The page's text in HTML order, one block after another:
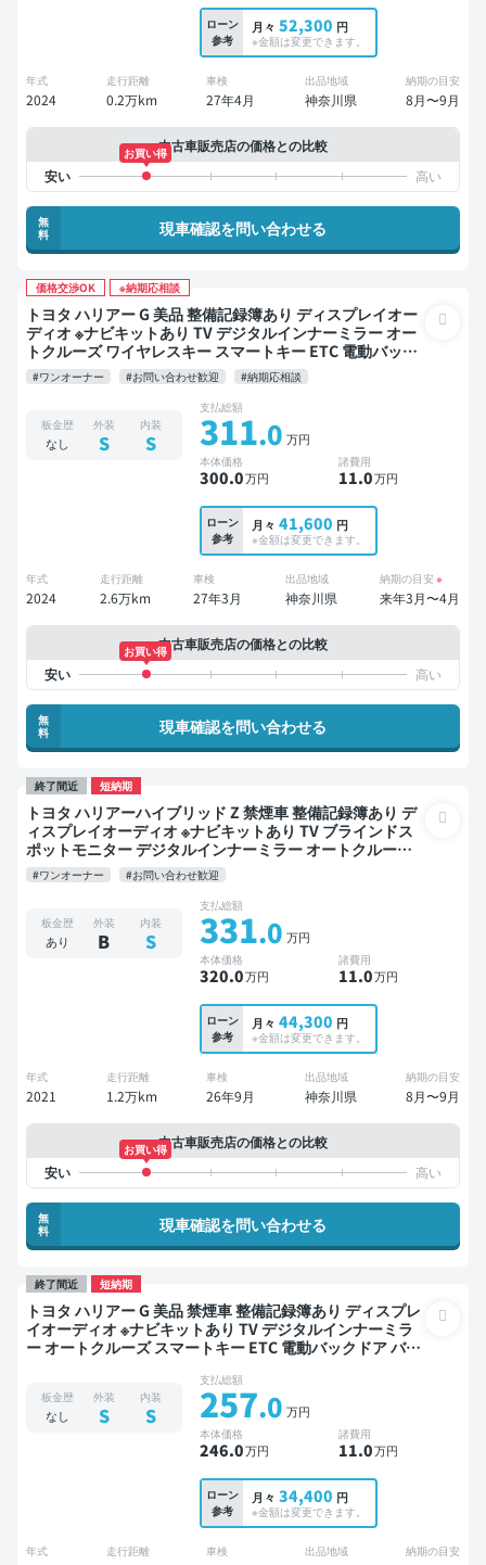
ローン
参考
月々 52,300 円
※金額は変更できます。
年式
2024
走行距離
0.2万km
車検
27年4月
出品地域
神奈川県
納期の目安
8月〜9月
中古車販売店の価格との比較
お買い得
無
料
現車確認を問い合わせる
価格交渉OK ※納期応相談
トヨタ ハリアー G 美品 整備記録簿あり ディスプレイオー
ディオ ※ナビキットあり TV デジタルインナーミラー オー
トクルーズ ワイヤレスキー スマートキー ETC 電動バック
ドア バックモニター ドライブレコーダー 衝突軽減
#ワンオーナー #お問い合わせ歓迎 #納期応相談
板金歴
なし
外装
S
内装
S
支払総額
311.0 万円
本体価格
300.0万円
諸費用
11.0万円
ローン
参考
月々 41,600 円
※金額は変更できます。
年式
2024
走行距離
2.6万km
車検
27年3月
出品地域
神奈川県
納期の目安 ※
来年3月〜4月
中古車販売店の価格との比較
お買い得
無
料
現車確認を問い合わせる
終了間近 短納期
トヨタ ハリアーハイブリッド Z 禁煙車 整備記録簿あり デ
ィスプレイオーディオ ※ナビキットあり TV ブラインドス
ポットモニター デジタルインナーミラー オートクルーズ
スマートキー ETC 電動バックドア バックモニター 全方位
カメラ ドライブレコーダー 衝突軽減
#ワンオーナー #お問い合わせ歓迎
板金歴
あり
外装
B
内装
S
支払総額
331.0 万円
本体価格
320.0万円
諸費用
11.0万円
ローン
参考
月々 44,300 円
※金額は変更できます。
年式
2021
走行距離
1.2万km
車検
26年9月
出品地域
神奈川県
納期の目安
8月〜9月
中古車販売店の価格との比較
お買い得
無
料
現車確認を問い合わせる
終了間近 短納期
トヨタ ハリアー G 美品 禁煙車 整備記録簿あり ディスプレ
イオーディオ ※ナビキットあり TV デジタルインナーミラ
ー オートクルーズ スマートキー ETC 電動バックドア バッ
板金歴
なし
外装
S
内装
S
支払総額
257.0 万円
本体価格
246.0万円
諸費用
11.0万円
ローン
参考
月々 34,400 円
※金額は変更できます。
年式 走行距離 車検 出品地域 納期の目安